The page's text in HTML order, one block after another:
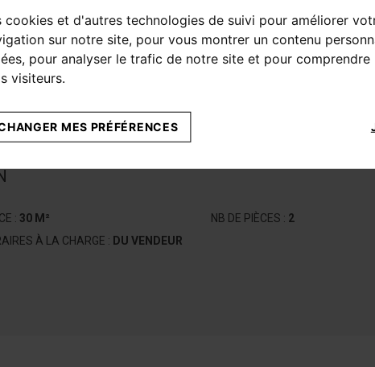
cookies et d'autres technologies de suivi pour améliorer
sur notre site, pour vous montrer un contenu
pour analyser le trafic de notre site et pour comprendre
visiteurs.
MES PRÉFÉRENCES
: 30 M² NB DE PIÈCES : 2
À LA CHARGE : DU VENDEUR